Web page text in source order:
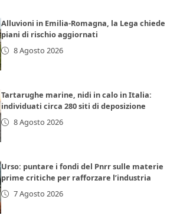
Alluvioni in Emilia-Romagna, la Lega chiede
piani di rischio aggiornati
8 Agosto 2026
Tartarughe marine, nidi in calo in Italia:
individuati circa 280 siti di deposizione
8 Agosto 2026
Urso: puntare i fondi del Pnrr sulle materie
prime critiche per rafforzare l’industria
7 Agosto 2026